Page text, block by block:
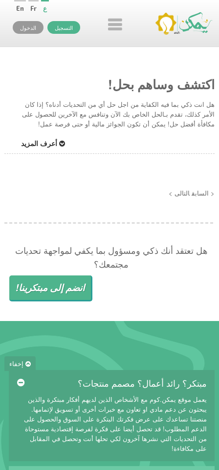
En Fr ع
التسجيل الدخول
اكتشف وساهم بحل!
هل انت ذكي بما فيه الكفاية من اجل حل أي من التحديات أدناه؟ إذا كان
الأمر كذلك، تقدم بـالحل الخاص بك الآن وتنافس مع الآخرين للحصول على
مكافأة أفضل حل! يمكن أن تكون الجوائز مالية أو حتى فرصة عمل!
أعرف المزيد
< السابق التالى >
هل تعتقد أنك ذكي ومسؤول بما يكفي لمواجهة تحديات
مجتمعك؟
انضم إلى مبتكرينا!
إخفاء
مبتكر؟ رائد أعمال؟ مصمم منتجات؟
يعمل موقع يمكن.كوم مع الأشخاص الذين لديهم أفكار مبتكرة والذين
يبحثون عن دعم مادي او تعاون مع خبرات أخرى أو تسويق لإتمامها.
منصتنا تساعدك على عرض فكرتك البتكرة على السوق والحصول على
الدعم المطلوب! قد تحصل أيضا على فكرة لفرصة إقتصادية مستوحاة
من التحديات التي نشرها آخرون لكي تحلها أنت وتحصل في المقابل
على مكافاءة!